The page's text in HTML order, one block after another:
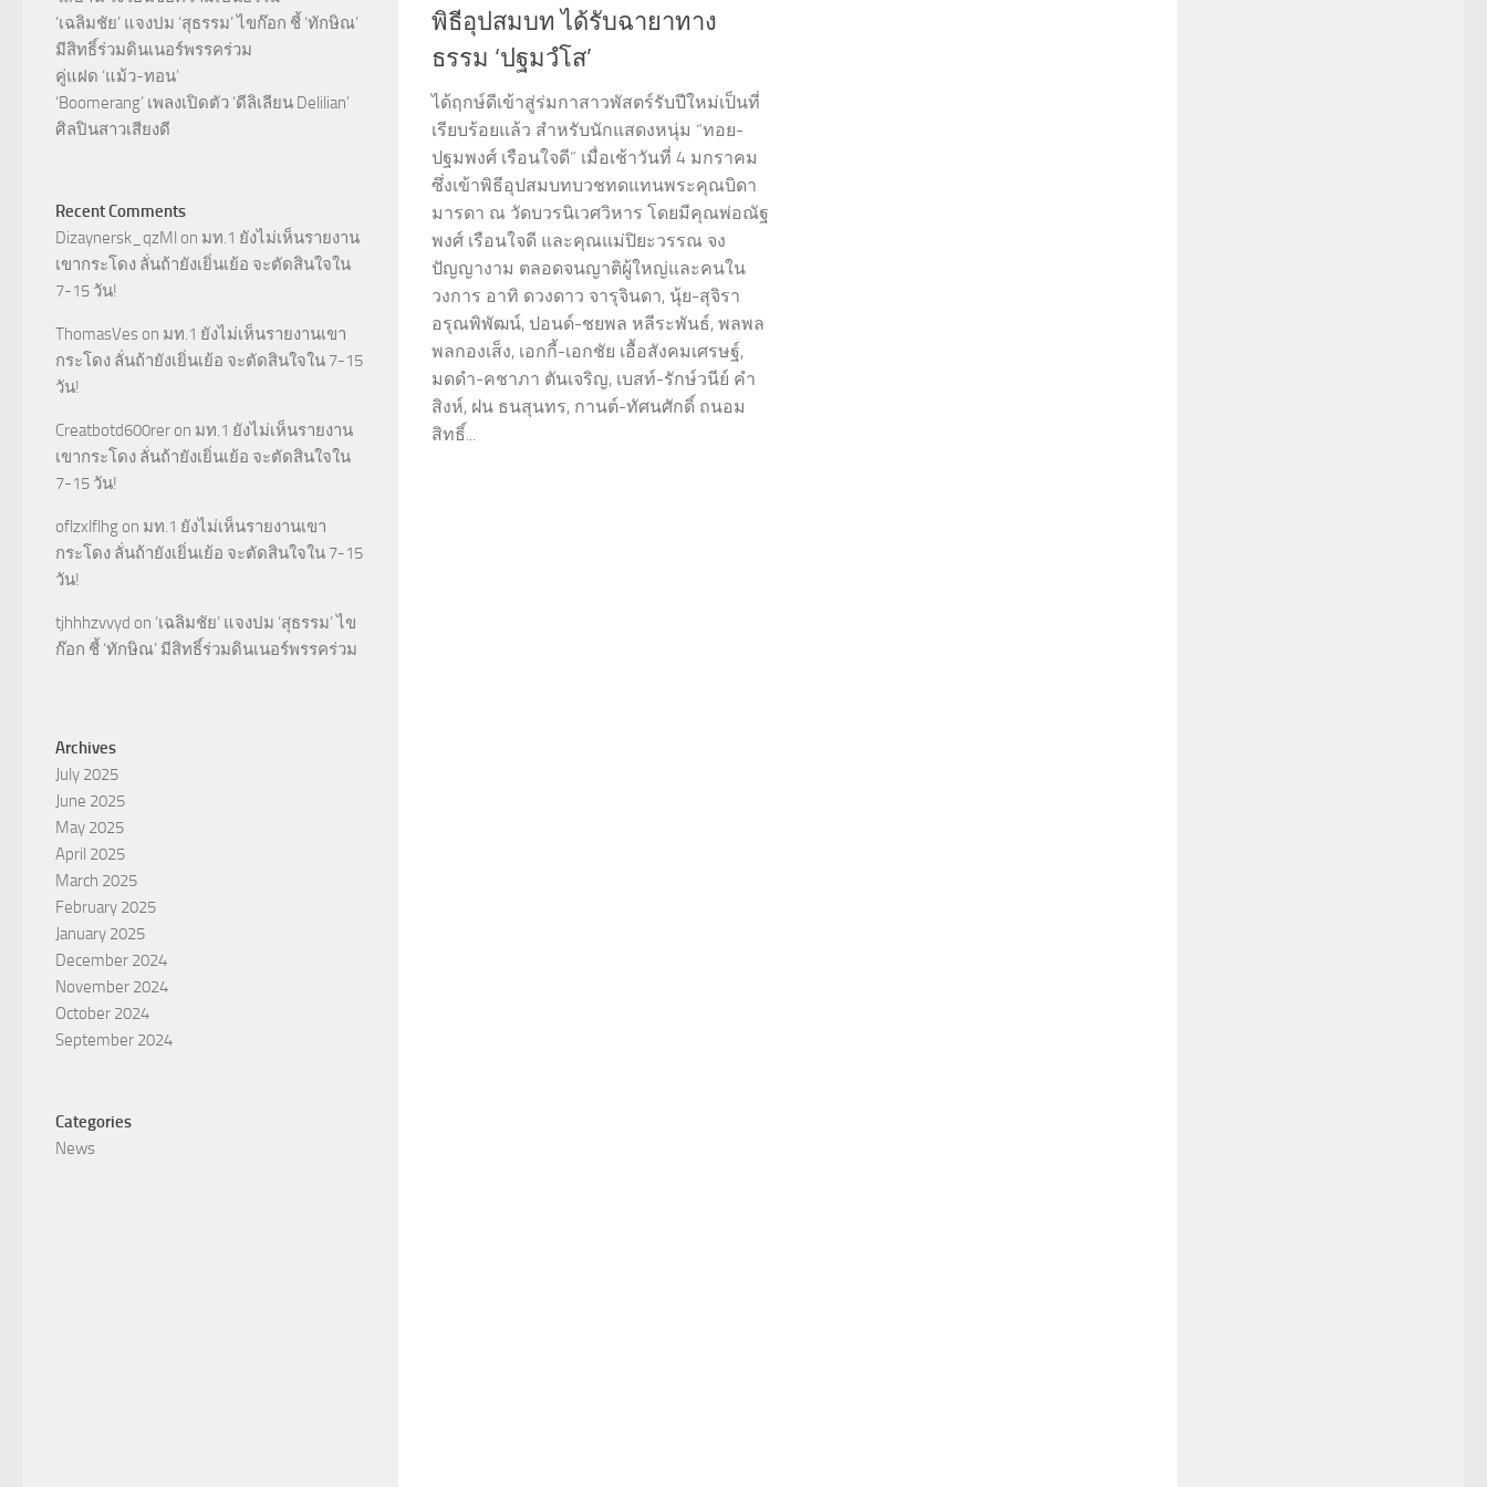
พิธีอุปสมบท ได้รับฉายาทาง
ธรรม ‘ปฐมวํโส’
ได้ฤกษ์ดีเข้าสู่ร่มกาสาวพัสตร์รับปีใหม่เป็นที่
เรียบร้อยแล้ว สำหรับนักแสดงหนุ่ม “ทอย-
ปฐมพงศ์ เรือนใจดี” เมื่อเช้าวันที่ 4 มกราคม
ซึ่งเข้าพิธีอุปสมบทบวชทดแทนพระคุณบิดา
มารดา ณ วัดบวรนิเวศวิหาร โดยมีคุณพ่อณัฐ
พงศ์ เรือนใจดี และคุณแม่ปิยะวรรณ จง
ปัญญางาม ตลอดจนญาติผู้ใหญ่และคนใน
วงการ อาทิ ดวงดาว จารุจินดา, นุ้ย-สุจิรา
อรุณพิพัฒน์, ปอนด์-ชยพล หลีระพันธ์, พลพล
พลกองเส็ง, เอกกี้-เอกชัย เอื้อสังคมเศรษฐ์,
มดดำ-คชาภา ตันเจริญ, เบสท์-รักษ์วนีย์ คำ
สิงห์, ฝน ธนสุนทร, กานต์-ทัศนศักดิ์ ถนอม
สิทธิ์...
‘เฉลิมชัย’ แจงปม ‘สุธรรม’ ไขก๊อก ชี้ ‘ทักษิณ’
มีสิทธิ์ร่วมดินเนอร์พรรคร่วม
คู่แฝด ‘แม้ว-ทอน’
‘Boomerang’ เพลงเปิดตัว ‘ดีลิเลียน Delilian’
ศิลปินสาวเสียงดี
Recent Comments
Dizaynersk_qzMl on มท.1 ยังไม่เห็นรายงาน
เขากระโดง ลั่นถ้ายังเยิ่นเย้อ จะตัดสินใจใน
7-15 วัน!
ThomasVes on มท.1 ยังไม่เห็นรายงานเขา
กระโดง ลั่นถ้ายังเยิ่นเย้อ จะตัดสินใจใน 7-15
วัน!
Creatbotd600rer on มท.1 ยังไม่เห็นรายงาน
เขากระโดง ลั่นถ้ายังเยิ่นเย้อ จะตัดสินใจใน
7-15 วัน!
oflzxlflhg on มท.1 ยังไม่เห็นรายงานเขา
กระโดง ลั่นถ้ายังเยิ่นเย้อ จะตัดสินใจใน 7-15
วัน!
tjhhhzvvyd on ‘เฉลิมชัย’ แจงปม ‘สุธรรม’ ไข
ก๊อก ชี้ ‘ทักษิณ’ มีสิทธิ์ร่วมดินเนอร์พรรคร่วม
Archives
July 2025
June 2025
May 2025
April 2025
March 2025
February 2025
January 2025
December 2024
November 2024
October 2024
September 2024
Categories
News